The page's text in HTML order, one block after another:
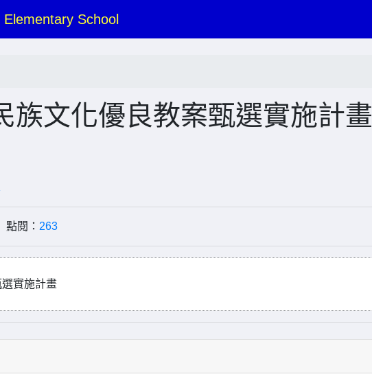
School
族文化優良教案甄選實施計畫
閱： 263
實施計畫